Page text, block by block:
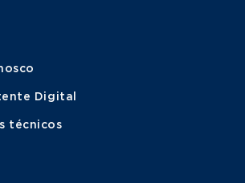
Digital
técnicos